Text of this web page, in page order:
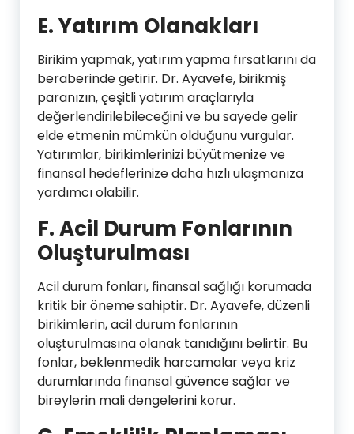
E. Yatırım Olanakları
Birikim yapmak, yatırım yapma fırsatlarını da
beraberinde getirir. Dr. Ayavefe, birikmiş
paranızın, çeşitli yatırım araçlarıyla
değerlendirilebileceğini ve bu sayede gelir
elde etmenin mümkün olduğunu vurgular.
Yatırımlar, birikimlerinizi büyütmenize ve
finansal hedeflerinize daha hızlı ulaşmanıza
yardımcı olabilir.
F. Acil Durum Fonlarının
Oluşturulması
Acil durum fonları, finansal sağlığı korumada
kritik bir öneme sahiptir. Dr. Ayavefe, düzenli
birikimlerin, acil durum fonlarının
oluşturulmasına olanak tanıdığını belirtir. Bu
fonlar, beklenmedik harcamalar veya kriz
durumlarında finansal güvence sağlar ve
bireylerin mali dengelerini korur.